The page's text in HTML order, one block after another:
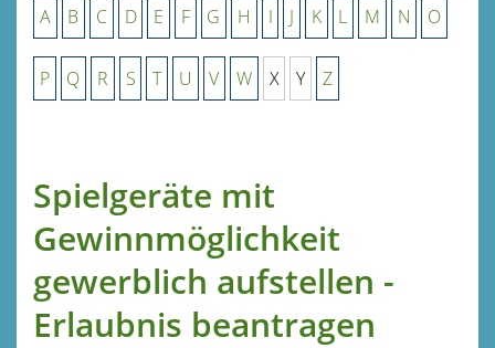
A B C D E F G H I J K L M N O
P Q R S T U V W X Y Z
Spielgeräte mit
Gewinnmöglichkeit
gewerblich aufstellen -
Erlaubnis beantragen